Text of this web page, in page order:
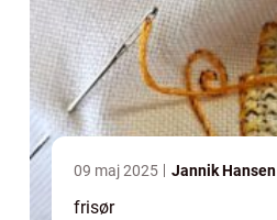
09 maj 2025 Jannik Hansen
frisør